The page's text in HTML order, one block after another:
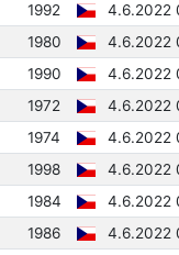
1992
4.6.2022
1980
4.6.2022
1990
4.6.2022
1972
4.6.2022
1974
4.6.2022
1998
4.6.2022
1984
4.6.2022
1986
4.6.2022